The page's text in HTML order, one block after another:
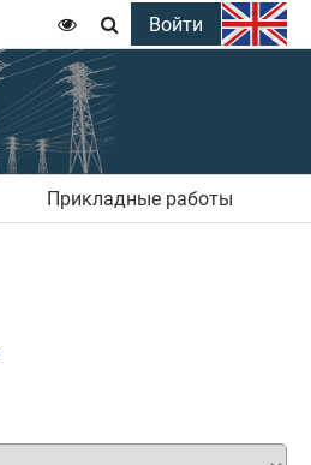
  Войти
Прикладные работы